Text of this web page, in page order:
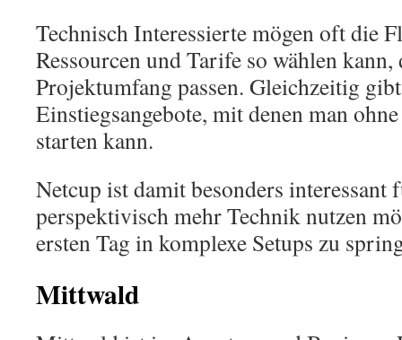
Technisch Interessierte mögen oft die
Ressourcen und Tarife so wählen kann,
Projektumfang passen. Gleichzeitig
Einstiegsangebote, mit denen man
starten kann.
Netcup ist damit besonders interessant
perspektivisch mehr Technik nutzen
ersten Tag in komplexe Setups zu
Mittwald